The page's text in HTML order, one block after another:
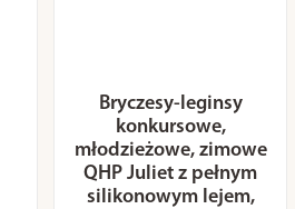
Bryczesy-leginsy
konkursowe,
młodzieżowe, zimowe
QHP Juliet z pełnym
silikonowym lejem,